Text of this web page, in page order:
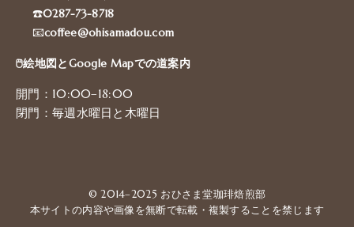
☎️0287-73-8718
📧coffee@ohisamadou.com
🖱️絵地図とGoogle Mapでの道案内
開門：10:00–18:00
閉門：毎週水曜日と木曜日
© 2014–2025 おひさま堂珈琲焙煎部
本サイトの内容や画像を無断で転載・複製することを禁じます